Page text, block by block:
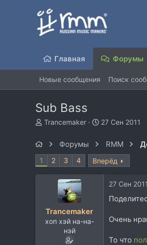
Главная Форумы
Новые сообщения Поиск
Sub Bass
А
т
Trancemaker
Д
н
а
27 Сен 2011
Форумы RMM
1 2 3 4 Вперёд
Trancemaker
хоп хэй на-на-
нэй
27 Сен 2011
Очень
То что